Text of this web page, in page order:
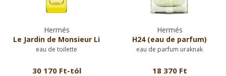
Hermés
Le Jardin de Monsieur Li
eau de toilette
30 170 Ft-tól
Hermés
H24 (eau de parfum)
eau de parfum uraknak
18 370 Ft